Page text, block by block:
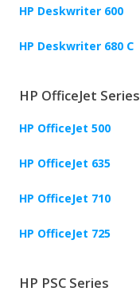
HP Deskwriter 600
HP Deskwriter 680 C
HP OfficeJet Series
HP OfficeJet 500
HP OfficeJet 635
HP OfficeJet 710
HP OfficeJet 725
HP PSC Series